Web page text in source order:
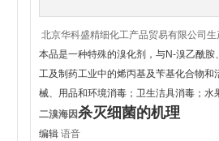
北京华科盛精细化工产品贸易有限公司生
本品是一种特殊的溴化剂，与N-溴乙酰
工及制药工业中的烯丙基及苄基化合物
械、用品和环境消毒；卫生洁具消毒；
二溴海因杀灭细菌的机理
编辑 语音